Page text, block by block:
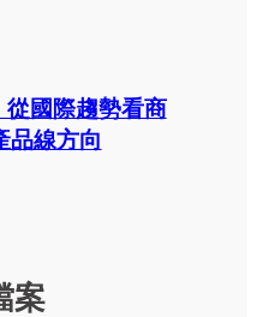
從國際趨勢看商
品線方向
案